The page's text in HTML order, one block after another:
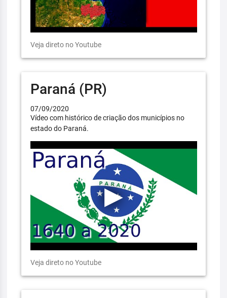
Veja direto no Youtube
Paraná (PR)
07/09/2020
Vídeo com histórico de criação dos municípios no
estado do Paraná.
Veja direto no Youtube